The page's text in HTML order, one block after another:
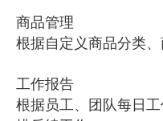
商品管理
根据自定义商品分类
工作报告
根据员工、团队每日